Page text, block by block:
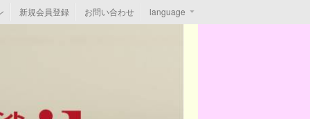
新規会員登録 お問い合わせ language